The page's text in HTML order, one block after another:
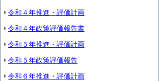
令和４年推進・評価計画
令和４年政策評価報告書
令和５年推進・評価計画
令和５年政策評価報告
令和６年推進・評価計画